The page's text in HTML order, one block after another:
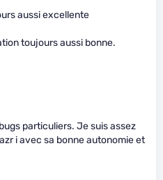
aussi excellente
toujours aussi bonne.
particuliers. Je suis assez
i avec sa bonne autonomie et